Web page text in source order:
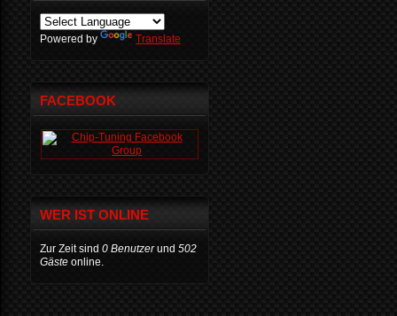
Powered by Translate
FACEBOOK
WER IST ONLINE
Zur Zeit sind 0 Benutzerund 502
Gäste online.